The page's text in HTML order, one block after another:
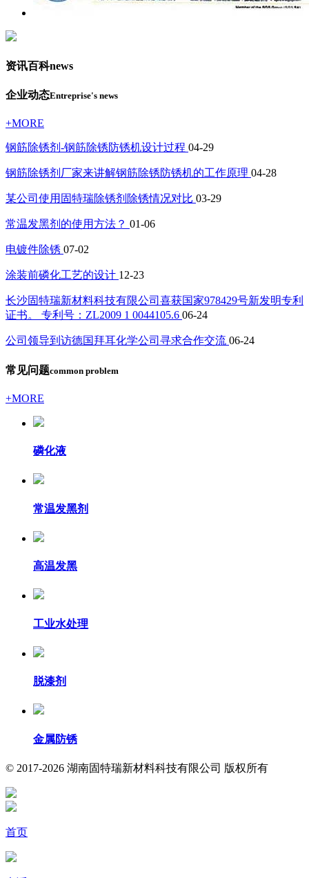
资讯百科news
企业动态Entreprise's news
+MORE
钢筋除锈剂-钢筋除锈防锈机设计过程 04-29
钢筋除锈剂厂家来讲解钢筋除锈防锈机的工作原理 04-28
某公司使用固特瑞除锈剂除锈情况对比 03-29
常温发黑剂的使用方法？ 01-06
电镀件除锈 07-02
涂装前磷化工艺的设计 12-23
长沙固特瑞新材料科技有限公司喜获国家978429号新发明专利
证书。 专利号：ZL2009 1 0044105.6 06-24
公司领导到访德国拜耳化学公司寻求合作交流 06-24
常见问题common problem
+MORE
磷化液
常温发黑剂
高温发黑
工业水处理
脱漆剂
金属防锈
© 2017-2026 湖南固特瑞新材料科技有限公司 版权所有
首页